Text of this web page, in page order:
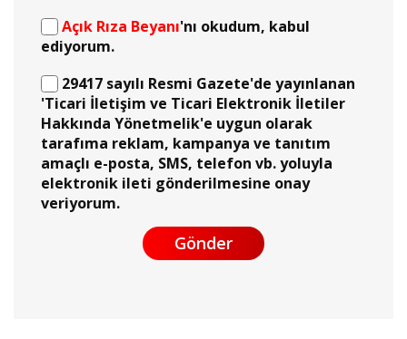
Açık Rıza Beyanı'nı okudum, kabul
ediyorum.
29417 sayılı Resmi Gazete'de yayınlanan
'Ticari İletişim ve Ticari Elektronik İletiler
Hakkında Yönetmelik'e uygun olarak
tarafıma reklam, kampanya ve tanıtım
amaçlı e-posta, SMS, telefon vb. yoluyla
elektronik ileti gönderilmesine onay
veriyorum.
Gönder